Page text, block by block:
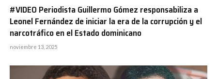
#VIDEO Periodista Guillermo Gómez responsabiliza a
Leonel Fernández de iniciar la era de la corrupción y el
narcotráfico en el Estado dominicano
noviembre 13, 2025